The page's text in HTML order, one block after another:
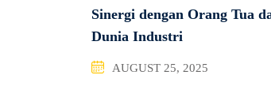
Sinergi dengan Orang Tua
Dunia Industri
AUGUST 25, 2025